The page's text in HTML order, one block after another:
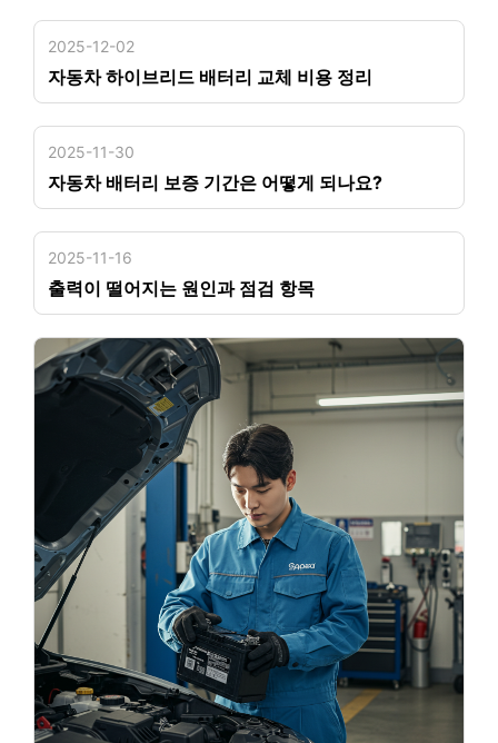
2025-12-02
자동차 하이브리드 배터리 교체 비용 정리
2025-11-30
자동차 배터리 보증 기간은 어떻게 되나요?
2025-11-16
출력이 떨어지는 원인과 점검 항목